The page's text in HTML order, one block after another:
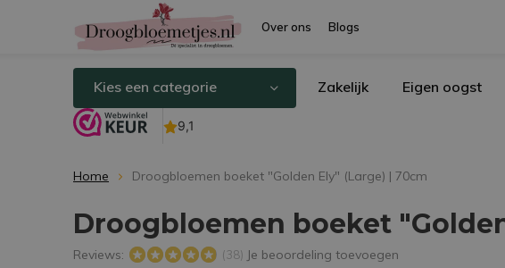
Over ons Blogs
Kies een categorie Zakelijk Eigen oogst
Home Droogbloemen boeket "Golden Ely" (Large) | 70cm
Droogbloemen boeket
Reviews: (38) Je beoordeling toevoegen